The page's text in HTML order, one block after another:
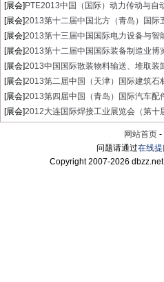
[展会] PTE2013中国（国际）动力传动与自
[展会]2013第十二届中国北方（青岛）国际
[展会]2013第十三届中国国际电力设备与智
[展会]2013第十二届中国国际装备制造业博
[展会]2013中国国际散装物料输送、堆取装
[展会]2013第二届中国（天津）国际建筑石
[展会]2013第四届中国（青岛）国际汽车配
[展会]2012大连国际焊接工业展览会（第十
网站首页 -
问题请通过在线提
Copyright 2007-2026